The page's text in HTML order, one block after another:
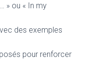
» ou « In my
des exemples
pour renforcer